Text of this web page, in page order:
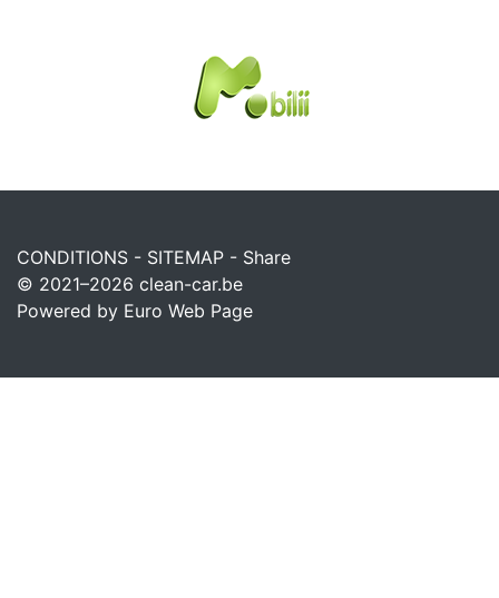
CONDITIONS - SITEMAP - Share
© 2021–2026 clean-car.be
Powered by Euro Web Page